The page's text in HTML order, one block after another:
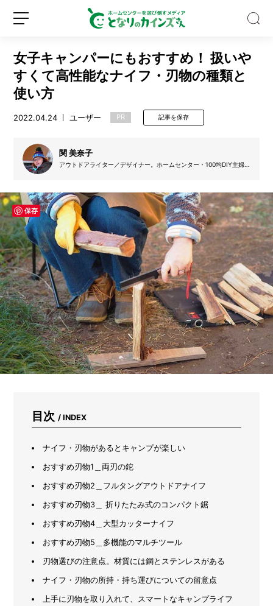
大
g
の
洗
剤
で
巨
大
パ
ン
ツ
を
洗
っ
て
み
た
イ
ン
/
女子キャンパーにもおすすめ！ 扱いや
すくて高性能なナイフ・刃物の種類と
使い方
2022.04.24 ユーザー PR 記事を保存
関 美奈子
アウトドアライター／デザイナー。ホームセンター・100均DIY主婦
盟ジャンボリー日本代表（1982年）、ガールスカウト日本連盟・野外
活動指導者資格取得。キャンプ歴は46年。
保存
目次 / INDEX
ナイフ・刃物があるとキャンプが楽しい
おすすめ刃物1＿両刃の鉈
おすすめ刃物2＿フルタングアウトドアナイフ
おすすめ刃物3＿ 折りたたみ式のコンパクト鋸
おすすめ刃物4＿大型カッターナイフ
おすすめ刃物5＿多機能のマルチツール
刃物選びの注意点。材質には鋼とステンレスがある
ナイフ・刃物の所持・持ち運びについての留意点
上手に刃物を取り入れて、スマートなキャンプライフ